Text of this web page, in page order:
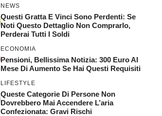
NEWS
Questi Gratta E Vinci Sono Perdenti: Se
Noti Questo Dettaglio Non Comprarlo,
Perderai Tutti I Soldi
ECONOMIA
Pensioni, Bellissima Notizia: 300 Euro Al
Mese Di Aumento Se Hai Questi Requisiti
LIFESTYLE
Queste Categorie Di Persone Non
Dovrebbero Mai Accendere L’aria
Confezionata: Gravi Rischi